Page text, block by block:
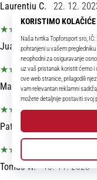
Laurențiu C. 22. 12.
Juan J. 12. 12. 2023
Maciej Z. 22. 11. 2023
Patrik P.
Tomáš W. 10. 11. 2023